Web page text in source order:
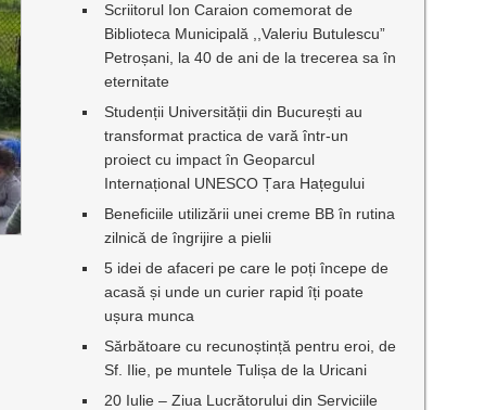
Scriitorul Ion Caraion comemorat de
Biblioteca Municipală ,,Valeriu Butulescu”
Petroșani, la 40 de ani de la trecerea sa în
eternitate
Studenții Universității din București au
transformat practica de vară într-un
proiect cu impact în Geoparcul
Internațional UNESCO Țara Hațegului
Beneficiile utilizării unei creme BB în rutina
zilnică de îngrijire a pielii
5 idei de afaceri pe care le poți începe de
acasă și unde un curier rapid îți poate
ușura munca
Sărbătoare cu recunoștință pentru eroi, de
Sf. Ilie, pe muntele Tulișa de la Uricani
20 Iulie – Ziua Lucrătorului din Serviciile